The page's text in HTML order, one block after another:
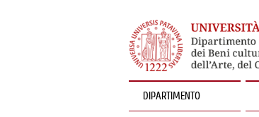
DIPARTIMENTO